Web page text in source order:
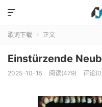

歌词下载  正文
Einstürzende
2025-10-15 阅读(479) 评论